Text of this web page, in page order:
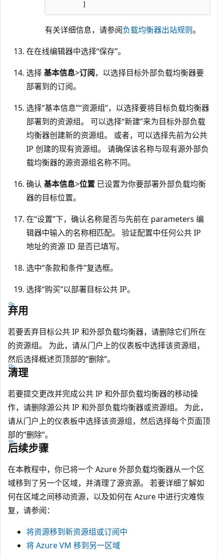
有关详细信息，请参阅负载均衡器出站规则。
在在线编辑器中选择“保存”。
选择基本信息>订阅，以选择目标外部负载均衡器要
部署到的订阅。
选择“基本信息”“资源组”，以选择要将目标负载均衡器
部署到的资源组。 可以选择“新建”来为目标外部负载
均衡器创建新的资源组。
或者，可以选择先前为公共
IP 创建的现有资源组。 请确保该名称与现有源外部负
载均衡器的源资源组名称不同。
确认 基本信息>位置 已设置为你要部署外部负载均衡
器的目标位置。
在“设置”下，确认名称是否与先前在 parameters 编
辑器中输入的名称相匹配。
验证配置中任何公共 IP
地址的资源 ID 是否已填写。
选中“条款和条件”复选框。
选择“购买”以部署目标公共 IP。
弃用
若要丢弃目标公共 IP 和外部负载均衡器，请删除它们所在
的资源组。 为此，请从门户上的仪表板中选择该资源组，
然后选择概述页顶部的“删除”。
清理
若要提交更改并完成公共 IP 和外部负载均衡器的移动操
作，请删除源公共 IP 和外部负载均衡器或资源组。 为此，
请从门户上的仪表板中选择该资源组，然后选择每个页面顶
部的“删除”。
后续步骤
在本教程中，你已将一个 Azure 外部负载均衡器从一个区
域移到了另一个区域，并清理了源资源。 若要详细了解如
何在区域之间移动资源，以及如何在 Azure 中进行灾难恢
复，请参阅：
将资源移到新资源组或订阅中
将 Azure VM 移到另一区域